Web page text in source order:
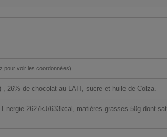
pour voir les coordonnées)
26% de chocolat au LAIT, sucre et huile de Colza.
2627kJ/633kcal, matières grasses 50g dont